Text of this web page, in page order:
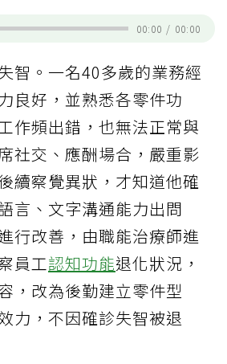
00:00 / 00:00
智。一名40多歲的業務經
良好，並熟悉各零件功
作頻出錯，也無法正常與
社交、應酬場合，嚴重影
續察覺異狀，才知道他確
言、文字溝通能力出問
行改善，由職能治療師進
員工認知功能退化狀況，
，改為後勤建立零件型
力，不因確診失智被退